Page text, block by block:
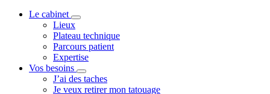
Le cabinet
Lieux
Plateau technique
Parcours patient
Expertise
Vos besoins
J’ai des taches
Je veux retirer mon tatouage